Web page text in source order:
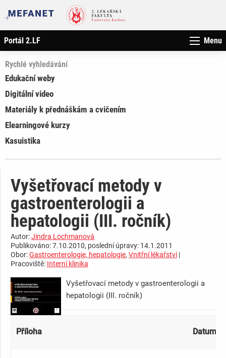
Portál 2.LF Menu
Rychlé vyhledávání
Edukační weby
Digitální video
Materiály k přednáškám a cvičením
Elearningové kurzy
Kasuistika
Vyšetřovací metody v
gastroenterologii a
hepatologii (III. ročník)
Autor:Jindra Lochmanová
Publikováno: 7.10.2010, poslední úpravy: 14.1.2011
Obor:Gastroenterologie, hepatologie, Vnitřní lékařství|
Pracoviště: Interní klinika
Vyšetřovací metody v gastroenterologii a
hepatologii (III. ročník)
Příloha Datum